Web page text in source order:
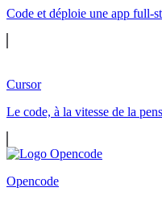
Code et déploie une app full-
Cursor
Le code, à la vitesse de la
Opencode